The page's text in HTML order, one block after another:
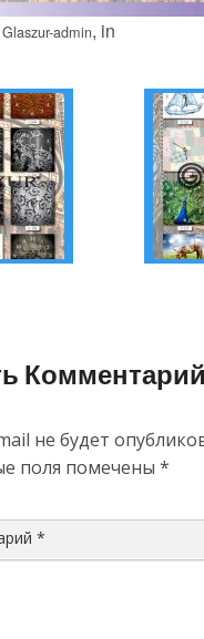
Glaszur-admin, in
Комментарий
не будет
поля помечены*
*